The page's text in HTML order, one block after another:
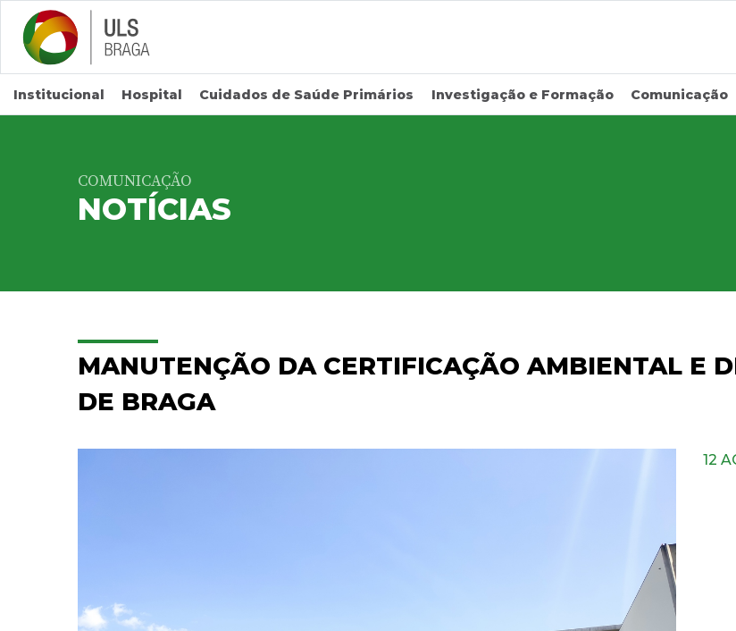
Saltar para conteúdo principal
Institucional Hospital Cuidados de Saúde Primários Investigação e Formação Comunicação
COMUNICAÇÃO
NOTÍCIAS
MANUTENÇÃO DA CERTIFICAÇÃO AMBIENTAL E
DE BRAGA
12